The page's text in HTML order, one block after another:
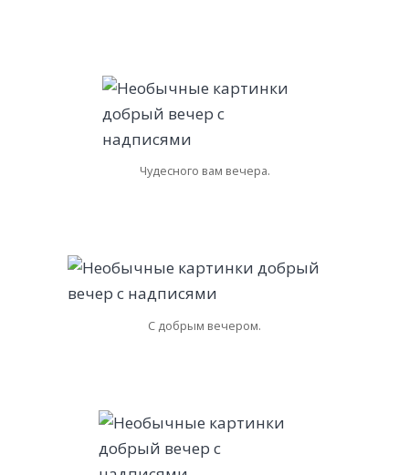
Чудесного вам вечера.
С добрым вечером.